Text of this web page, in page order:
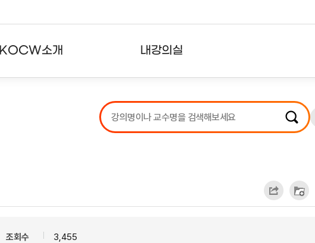
KOCW소개 내강의실
강의리스트
수강확인증강의
조회수 3,455